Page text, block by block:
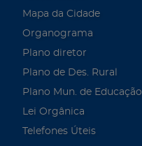
Mapa da Cidade
Organograma
Plano diretor
Plano de Des. Rural
Plano Mun. de Educação
Lei Orgânica
Telefones Úteis